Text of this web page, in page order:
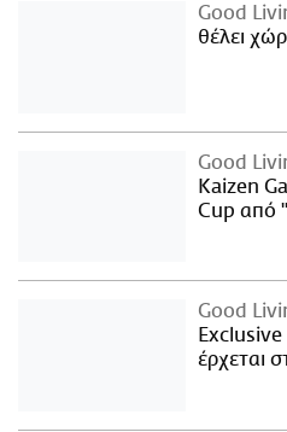
Good
θέλει
Good
Kaizen
Cup από
Good
έρχεται